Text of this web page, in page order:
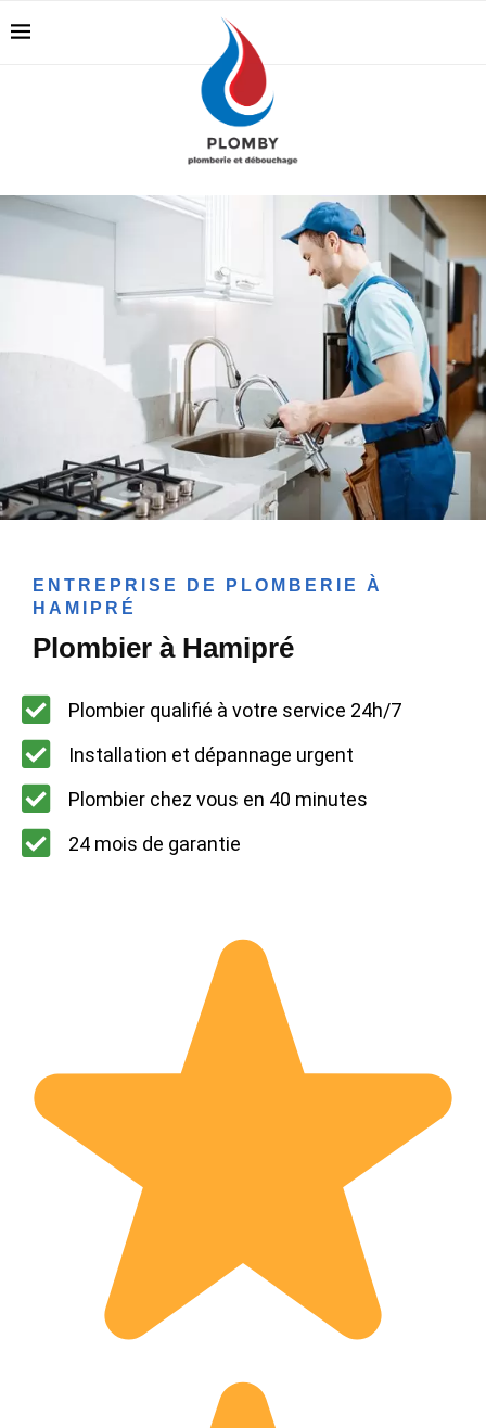
ENTREPRISE DE PLOMBERIE À
HAMIPRÉ
Plombier à Hamipré
Plombier qualifié à votre service 24h/7
Installation et dépannage urgent
Plombier chez vous en 40 minutes
24 mois de garantie